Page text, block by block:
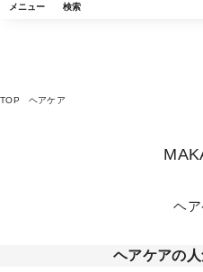
メニュー 検索
TOP ヘアケア
ヘ
ヘアケアの